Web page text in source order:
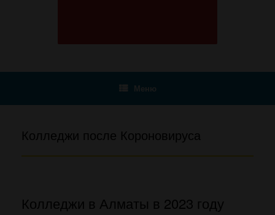
Меню
Колледжи после Короновируса
Колледжи в Алматы в 2023 году